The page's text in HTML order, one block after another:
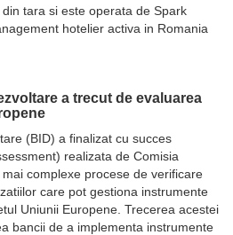
tara si este operata de Spark
hotelier activa in Romania
a trecut de evaluarea
(BID) a finalizat cu succes
realizata de Comisia
complexe procese de verificare
care pot gestiona instrumente
Uniunii Europene. Trecerea acestei
bancii de a implementa instrumente